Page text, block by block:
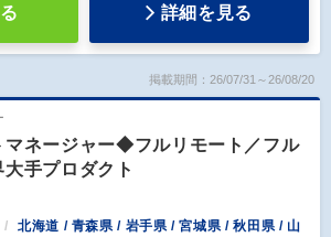
詳細を見る
掲載期間：26/07/31～26/08/20
マネージャー◆フルリモート／フル
手プロダクト
北海道 / 青森県 / 岩手県 / 宮城県 / 秋田県 / 山